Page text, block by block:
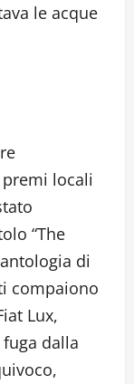
le acque
locali
“The
di
compaiono
Lux,
dalla